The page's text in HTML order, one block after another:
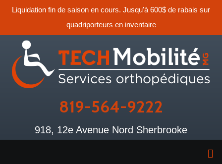
Liquidation fin de saison en cours. Jusqu'à 600$ de rabais sur
quadriporteurs en inventaire
819-564-9222
918, 12e Avenue Nord Sherbrooke